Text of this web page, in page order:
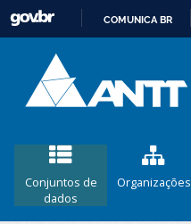
COMUNICA BR
Conjuntos de
dados
Organizações